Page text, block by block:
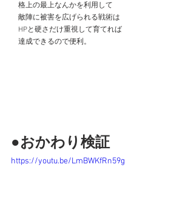
格上の最上なんかを利用して
敵陣に被害を広げられる戦術は
HPと硬さだけ重視して育てれば
達成できるので便利。
●おかわり検証
https://youtu.be/LmBWKfRn59g